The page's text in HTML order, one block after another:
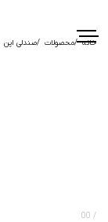
خانه محصولات صندلی اپن
00